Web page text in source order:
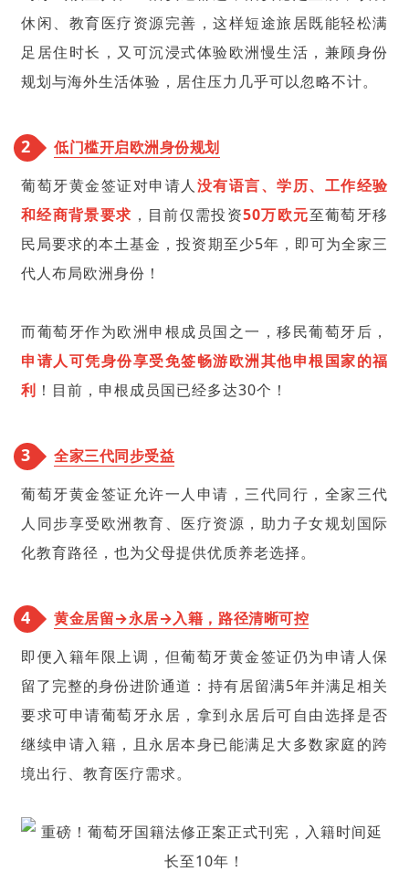
休闲、教育医疗资源完善，这样短途旅居既能轻松满
足居住时长，又可沉浸式体验欧洲慢生活，兼顾身份
规划与海外生活体验，居住压力几乎可以忽略不计。
2
低门槛开启欧洲身份规划
葡萄牙黄金签证对申请人没有语言、学历、工作经验
和经商背景要求 ，目前仅需投资50万欧元至葡萄牙移
民局要求的本土基金，投资期至少5年，即可为全家三
代人布局欧洲身份！
而葡萄牙作为欧洲申根成员国之一，移民葡萄牙后，
申请人可凭身份享受免签畅游欧洲其他申根国家的福
利 ！目前，申根成员国已经多达30个！
3
全家三代同步受益
葡萄牙黄金签证允许一人申请，三代同行，全家三代
人同步享受欧洲教育、医疗资源，助力子女规划国际
化教育路径，也为父母提供优质养老选择。
4
黄金居留→永居→入籍，路径清晰可控
即便入籍年限上调，但葡萄牙黄金签证仍为申请人保
留了完整的身份进阶通道：持有居留满5年并满足相关
要求可申请葡萄牙永居，拿到永居后可自由选择是否
继续申请入籍，且永居本身已能满足大多数家庭的跨
境出行、教育医疗需求。